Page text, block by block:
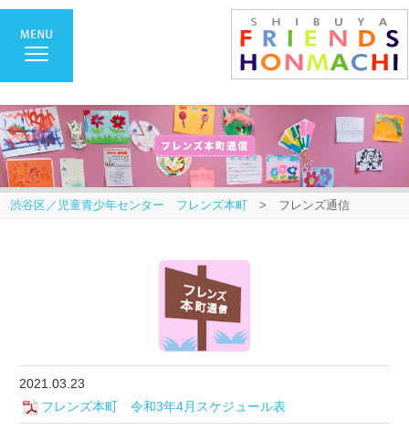
渋谷区／児童青少年センター フレンズ本町 > フレンズ通信
2021.03.23
フレンズ本町 令和3年4月スケジュール表